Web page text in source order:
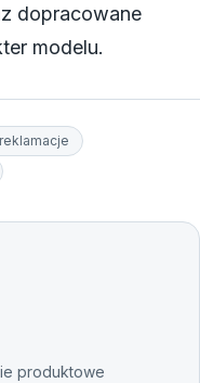
dopracowane
modelu.
produktowe